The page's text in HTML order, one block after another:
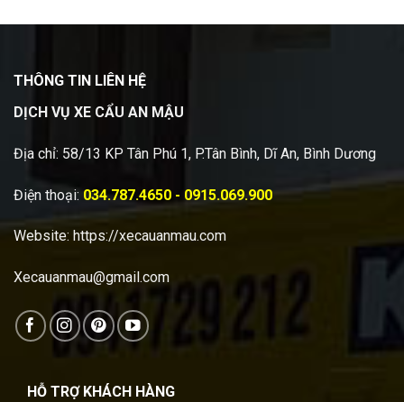
THÔNG TIN LIÊN HỆ
DỊCH VỤ XE CẨU AN MẬU
Địa chỉ: 58/13 KP Tân Phú 1, P.Tân Bình, Dĩ An, Bình Dương
Điện thoại: 034.787.4650 - 0915.069.900
Website: https://xecauanmau.com
Xecauanmau@gmail.com
HỖ TRỢ KHÁCH HÀNG